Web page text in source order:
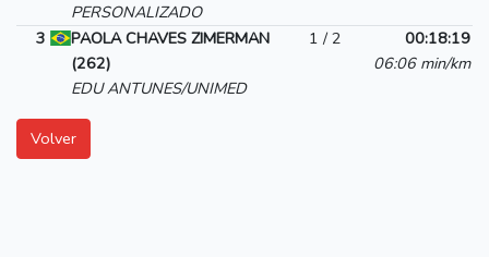
PERSONALIZADO
3
PAOLA CHAVES ZIMERMAN
(262)
EDU ANTUNES/UNIMED
1 / 2
00:18:19
06:06 min/km
Volver